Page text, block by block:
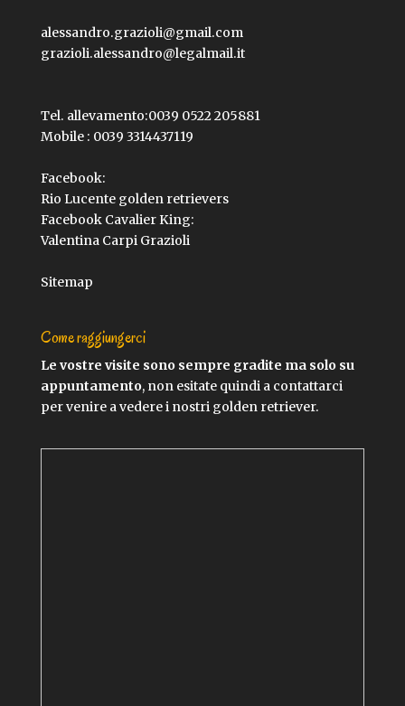
alessandro.grazioli@gmail.com
grazioli.alessandro@legalmail.it
Tel. allevamento:0039 0522 205881
Mobile : 0039 3314437119
Facebook:
Rio Lucente golden retrievers
Facebook Cavalier King:
Valentina Carpi Grazioli
Sitemap
Come raggiungerci
Le vostre visite sono sempre gradite ma solo su
appuntamento, non esitate quindi a contattarci
per venire a vedere i nostri golden retriever.